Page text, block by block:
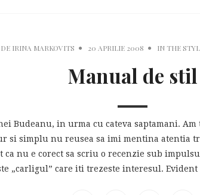
DE IRINA MARKOVITS 20 APRILIE 2008 INTHE
Manual de stil
Budeanu, in urma cu cateva saptamani.
si simplu nu reusea sa imi mentina atentia
ca nu e corect sa scriu o recenzie sub
„carligul” care iti trezeste interesul.